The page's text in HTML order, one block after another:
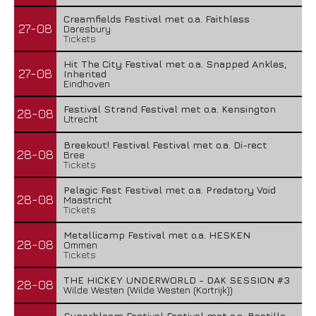
27-08
Creamfields Festival met o.a. Faithless
Daresbury
Tickets
27-08
Hit The City Festival met o.a. Snapped Ankles,
Inherited
Eindhoven
28-08
Festival Strand Festival met o.a. Kensington
Utrecht
28-08
Breekout! Festival Festival met o.a. Di-rect
Bree
Tickets
28-08
Pelagic Fest Festival met o.a. Predatory Void
Maastricht
Tickets
28-08
Metallicamp Festival met o.a. HESKEN
Ommen
Tickets
28-08
THE HICKEY UNDERWORLD - DAK SESSION #3
Wilde Westen (Wilde Westen (Kortrijk))